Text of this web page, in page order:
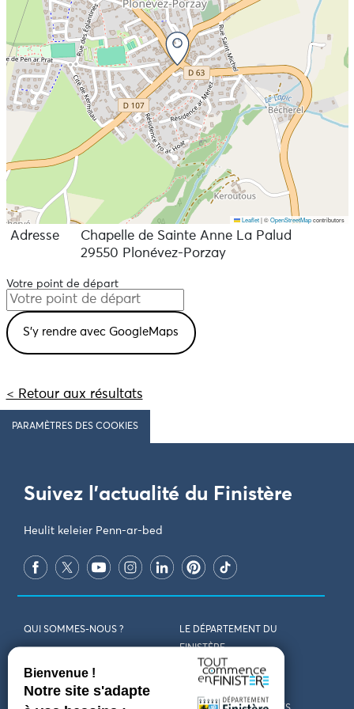
interprétations du barde breton Glenmor, à qui elle a
dédié une trilogie, et reçu dernièrement le 13ème Prix
Andrée Chedid du poème chanté remis en direct des
Francofolies de La Rochelle.
Après un détour par le 7ème art avec le premier rôle du
film « Noz » réalisé par Soazig Daniellou et le spectacle
« Coeur de Bretagne » en tant qu’interprète principale,
elle vient de réaliser son 13ème album personnel
composé pour la première fois de chansons originales
en langue bretonne.
La participation est libre.
Leaflet |©OpenStreetMapcontributors
Adresse
Chapelle de Sainte Anne La Palud
29550 Plonévez-Porzay
Votre point de départ
< Retour aux résultats
PARAMÈTRES DES COOKIES
Suivez l'actualité du Finistère
Heulit keleier Penn-ar-bed
QUI SOMMES-NOUS ?
LE DÉPARTEMENT DU
FINISTÈRE
REJOIGNEZ-NOUS VENIR EN FINISTÈRE